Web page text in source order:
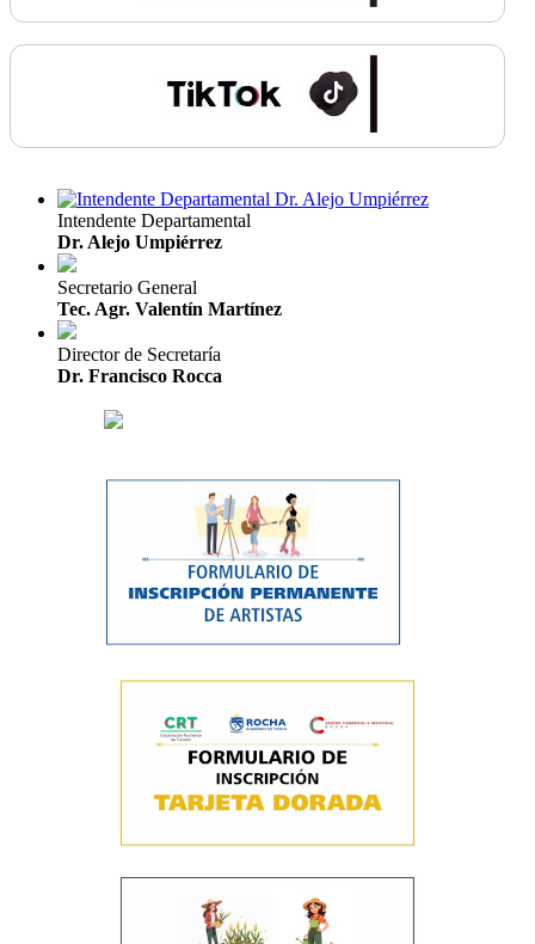
Intendente Departamental
Dr. Alejo Umpiérrez
Secretario General
Tec. Agr. Valentín Martínez
Director de Secretaría
Dr. Francisco Rocca